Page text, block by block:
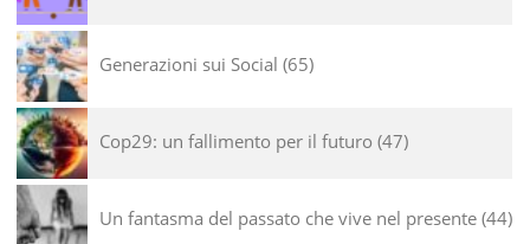
Generazioni sui Social 65
Cop29: un fallimento per il futuro 47
Un fantasma del passato che vive nel presente 44